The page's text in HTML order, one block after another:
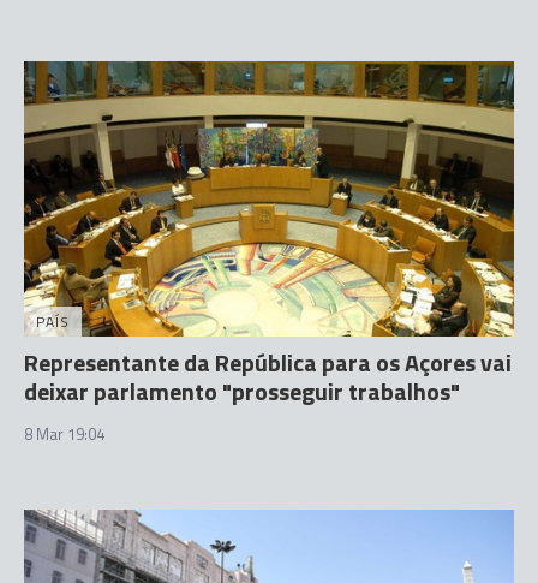
PAÍS
Representante da República para os Açores vai
deixar parlamento "prosseguir trabalhos"
8 Mar 19:04